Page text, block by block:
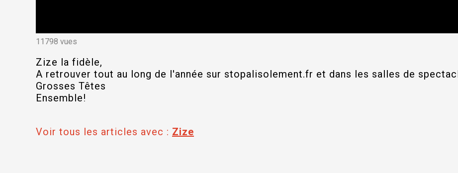
11798 vues
Zize la fidèle,
A retrouver tout au long de l'année sur stopalisolement.fr et dans les salles de
Grosses Têtes
Ensemble!
Voir tous les articles avec : Zize